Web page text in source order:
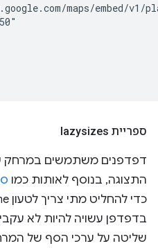
maps/embed/v1/
ספריית lazysizes
דפדפנים משתמשים במרחק
התצוגה, בנוסף לאותות כמו
בדפדפן עשויה להיות לא
שליטה על ערכי הסף של